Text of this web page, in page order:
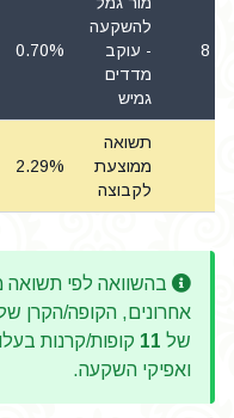
8
להשקעה
- עוקב
מדדים
גמיש
0.70%
תשואה
ממוצעת
לקבוצה
2.29%
בהשוואה לפי
אחרונים, הקופה/הקרן
של 11 קופות/קרנות
ואפיקי השקעה.